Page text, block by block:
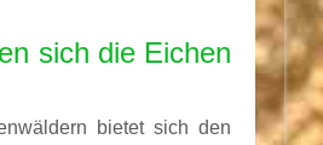
sich die Eichen
bietet sich den